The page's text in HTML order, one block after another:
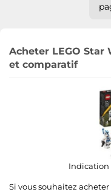
Acheter LEGO Star
et comparatif
Indication
Si vous souhaitez acheter